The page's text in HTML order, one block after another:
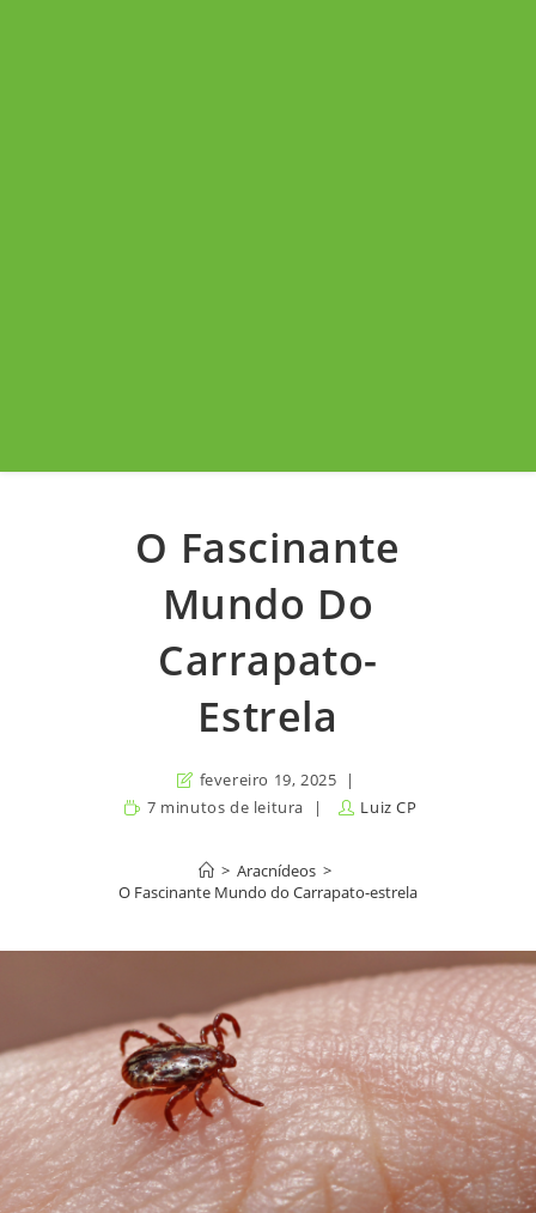
O Fascinante
Mundo Do
Carrapato-
Estrela
fevereiro 19, 2025
7 minutos de leitura
Luiz CP
> Aracnídeos >
O Fascinante Mundo do Carrapato-estrela